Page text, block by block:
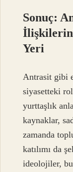
Sonuç:
Yeri
Antrasit gibi
siyasetteki
yurttaşlık
kaynaklar,
zamanda
katılımı da
ideolojiler,